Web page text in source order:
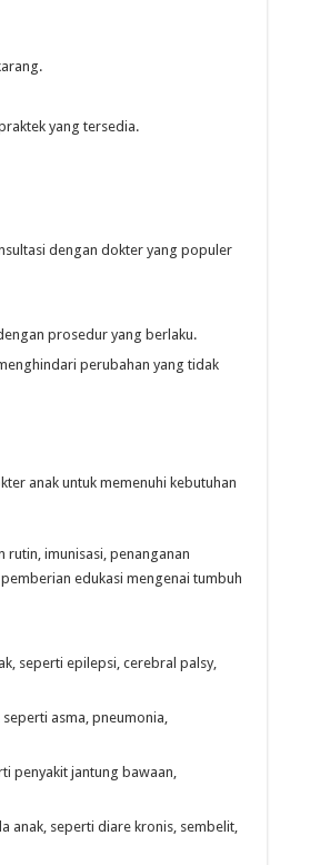
yang tersedia.
dengan dokter yang populer
prosedur yang berlaku.
perubahan yang tidak
anak untuk memenuhi kebutuhan
rutin, imunisasi, penanganan
edukasi mengenai tumbuh
seperti epilepsi, cerebral palsy,
asma, pneumonia,
penyakit jantung bawaan,
anak, seperti diare kronis, sembelit,